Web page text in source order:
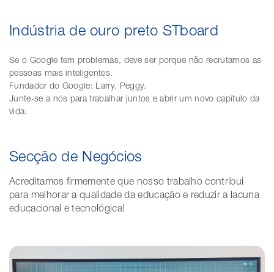
Indústria de ouro preto STboard
Se o Google tem problemas, deve ser porque não recrutamos as
pessoas mais inteligentes.
Fundador do Google: Larry. Peggy.
Junte-se a nós para trabalhar juntos e abrir um novo capítulo da
vida.
Secção de Negócios
Acreditamos firmemente que nosso trabalho contribui
para melhorar a qualidade da educação e reduzir a lacuna
educacional e tecnológica!